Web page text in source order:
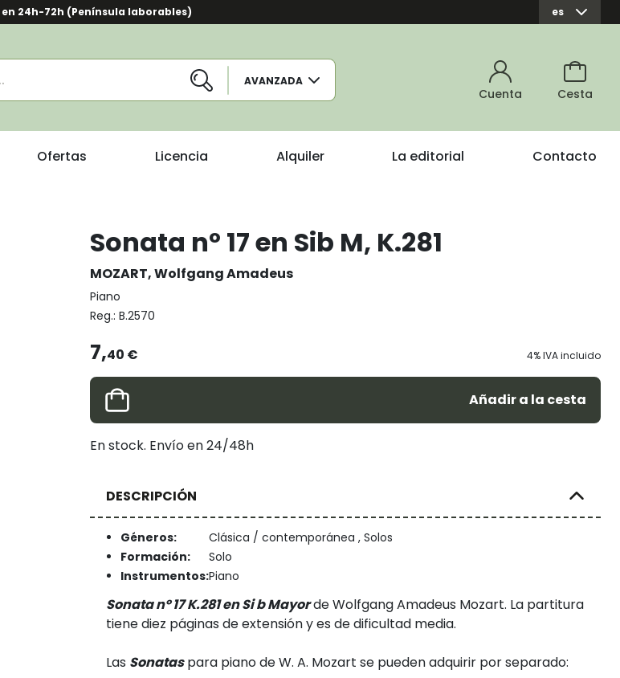
en 24h-72h (Península laborables) es
AVANZADA
Cuenta Cesta
Ofertas Licencia Alquiler La editorial Contacto
Sonata nº 17 en Sib M, K.281
MOZART, Wolfgang Amadeus
Piano
Reg.: B.2570
7,40 € 4% IVA incluido
Añadir a la cesta
En stock. Envío en 24/48h
DESCRIPCIÓN
Géneros:
Clásica / contemporánea , Solos
Formación:
Solo
Instrumentos:Piano
Sonata nº 17 K.281 en Si b Mayorde Wolfgang Amadeus Mozart. La partitura
tiene diez páginas de extensión y es de dificultad media.
Las Sonataspara piano de W. A. Mozart se pueden adquirir por separado: